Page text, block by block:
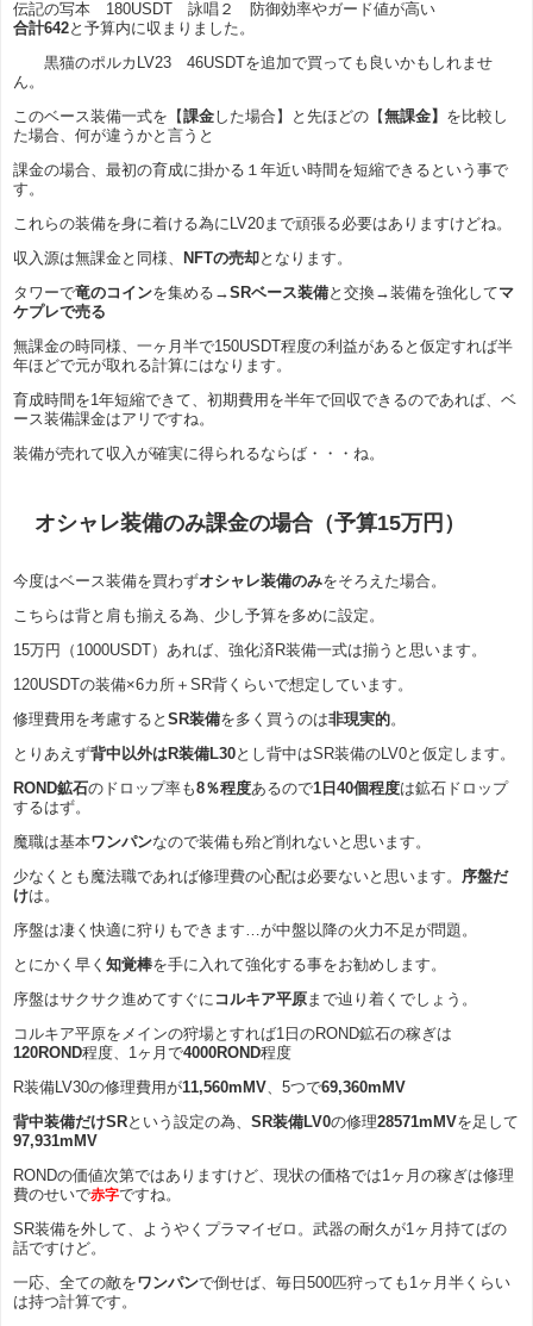
伝記の写本 180USDT 詠唱２ 防御効率やガード値が高い
合計642と予算内に収まりました。
黒猫のポルカLV23 46USDTを追加で買っても良いかもしれませ
ん。
このベース装備一式を【課金した場合】と先ほどの【無課金】 を比較し
た場合、何が違うかと言うと
課金の場合、最初の育成に掛かる１年近い時間を短縮できるという事で
す。
これらの装備を身に着ける為にLV20まで頑張る必要はありますけどね。
収入源は無課金と同様、 NFTの売却 となります。
タワーで竜のコインを集める→SRベース装備と交換→装備を強化してマ
ケプレで売る
無課金の時同様、一ヶ月半で150USDT程度の利益があると仮定すれば半
年ほどで元が取れる計算にはなります。
育成時間を1年短縮できて、初期費用を半年で回収できるのであれば、ベ
ース装備課金はアリですね。
装備が売れて収入が確実に得られるならば・・・ね。
オシャレ装備のみ課金の場合（予算15万円）
今度はベース装備を買わずオシャレ装備のみをそろえた場合。
こちらは背と肩も揃える為、少し予算を多めに設定。
15万円（1000USDT）あれば、強化済R装備一式は揃うと思います。
120USDTの装備×6カ所＋SR背くらいで想定しています。
修理費用を考慮すると SR装備を多く買うのは非現実的。
とりあえず背中以外はR装備L30とし背中はSR装備のLV0と仮定します。
ROND鉱石のドロップ率も8％程度あるので1日40個程度は鉱石ドロップ
するはず。
魔職は基本ワンパンなので装備も殆ど削れないと思います。
少なくとも魔法職であれば修理費の心配は必要ないと思います。 序盤だ
けは。
序盤は凄く快適に狩りもできます…が中盤以降の火力不足が問題。
とにかく早く 知覚棒を手に入れて強化する事をお勧めします。
序盤はサクサク進めてすぐに コルキア平原 まで辿り着くでしょう。
コルキア平原をメインの狩場とすれば1日のROND鉱石の稼ぎは
120ROND程度、1ヶ月で4000ROND程度
R装備LV30の修理費用が11,560mMV 、5つで69,360mMV
背中装備だけSRという設定の為、 SR装備LV0の修理28571mMVを足して
97,931mMV
RONDの価値次第ではありますけど、現状の価格では1ヶ月の稼ぎは修理
費のせいで赤字ですね。
SR装備を外して、ようやくプラマイゼロ。武器の耐久が1ヶ月持てばの
話ですけど。
一応、全ての敵をワンパンで倒せば、毎日500匹狩っても1ヶ月半くらい
は持つ計算です。